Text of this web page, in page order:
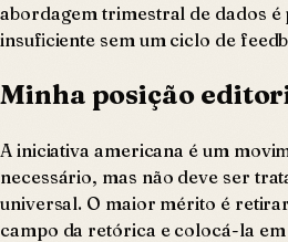
abordagem trimestral de dados
insuficiente sem um ciclo de
Minha posição
A iniciativa americana é um
necessário, mas não deve ser
universal. O maior mérito é
campo da retórica e colocá-la